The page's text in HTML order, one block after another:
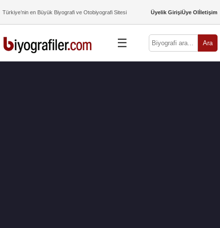
Türkiye’nin en Büyük Biyografi ve Otobiyografi Sitesi Üyelik GirişiÜye Olİletişim
☰ Ara